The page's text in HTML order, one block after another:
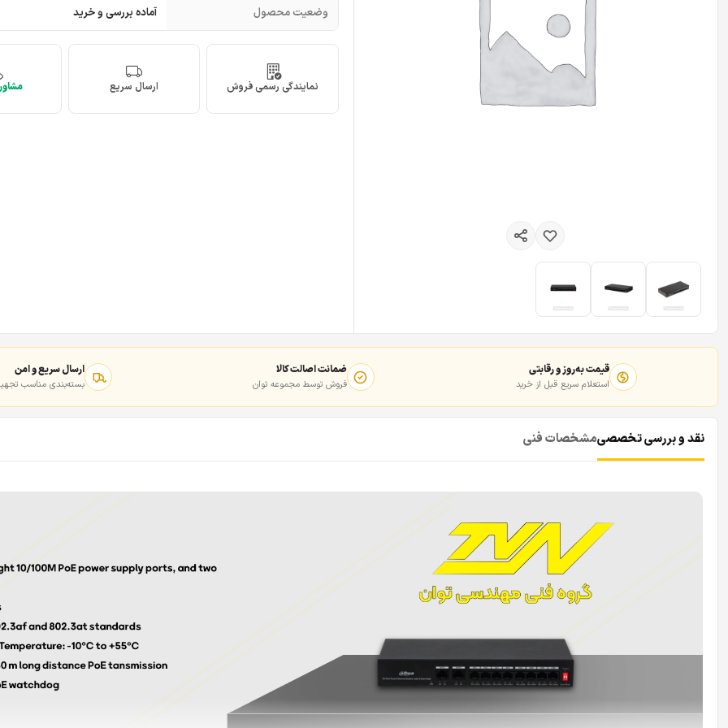
وضعیت محصول آماده بررسی و خرید
نمایندگی رسمی فروش ارسال سریع
قیمت به‌روز و رقابتی
استعلام سریع قبل از خرید
ضمانت اصالت کالا
فروش توسط مجموعه توان
ارسال سریع و امن
بسته‌بندی مناسب
نقد و بررسی تخصصیمشخصات فنی